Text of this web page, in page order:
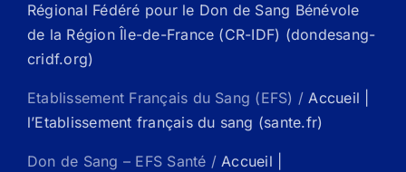
Régional Fédéré pour le Don de Sang Bénévole
de la Région Île-de-France (CR-IDF) (dondesang-
cridf.org)
Etablissement Français du Sang (EFS) /Accueil |
l’Etablissement français du sang (sante.fr)
Don de Sang – EFS Santé /Accueil |